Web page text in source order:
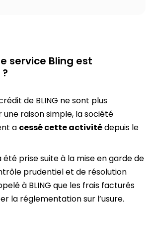
service Bling est
de BLING ne sont plus
une raison simple, la société
a cessé cette activitédepuis le
prise suite à la mise en garde de
prudentiel et de résolution
à BLING que les frais facturés
la réglementation sur l’usure.